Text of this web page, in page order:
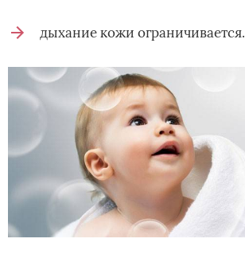
дыхание кожи ограничивается.